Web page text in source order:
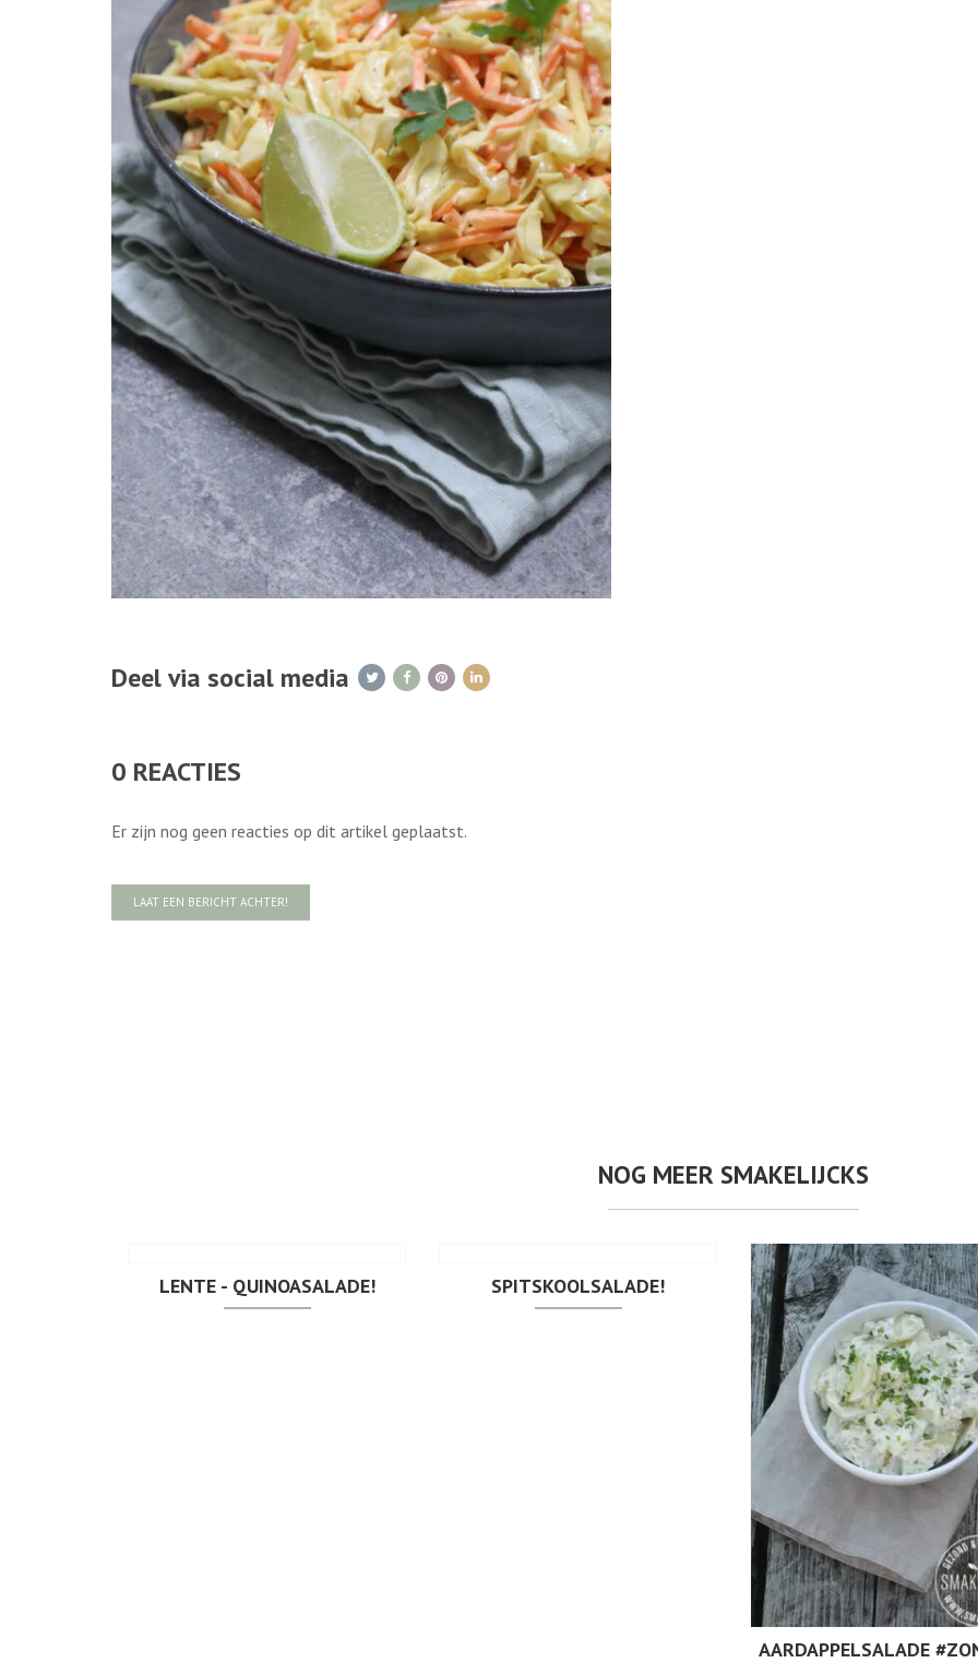
Deel via social media
0 REACTIES
Er zijn nog geen reacties op dit artikel geplaatst.
LAAT EEN BERICHT ACHTER!
NOG MEER SMAKELIJCKS
LENTE - QUINOASALADE! SPITSKOOLSALADE!
AARDAPPELSALADE